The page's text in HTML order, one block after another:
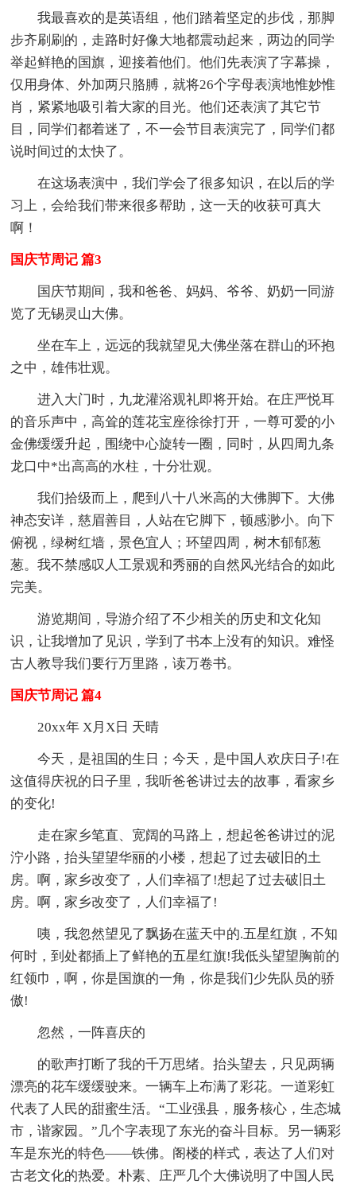
我最喜欢的是英语组，他们踏着坚定的步伐，那脚
步齐刷刷的，走路时好像大地都震动起来，两边的同学
举起鲜艳的国旗，迎接着他们。他们先表演了字幕操，
仅用身体、外加两只胳膊，就将26个字母表演地惟妙惟
肖，紧紧地吸引着大家的目光。他们还表演了其它节
目，同学们都着迷了，不一会节目表演完了，同学们都
说时间过的太快了。
在这场表演中，我们学会了很多知识，在以后的学
习上，会给我们带来很多帮助，这一天的收获可真大
啊！
国庆节周记 篇3
国庆节期间，我和爸爸、妈妈、爷爷、奶奶一同游
览了无锡灵山大佛。
坐在车上，远远的我就望见大佛坐落在群山的环抱
之中，雄伟壮观。
进入大门时，九龙灌浴观礼即将开始。在庄严悦耳
的音乐声中，高耸的莲花宝座徐徐打开，一尊可爱的小
金佛缓缓升起，围绕中心旋转一圈，同时，从四周九条
龙口中*出高高的水柱，十分壮观。
我们拾级而上，爬到八十八米高的大佛脚下。大佛
神态安详，慈眉善目，人站在它脚下，顿感渺小。向下
俯视，绿树红墙，景色宜人；环望四周，树木郁郁葱
葱。我不禁感叹人工景观和秀丽的自然风光结合的如此
完美。
游览期间，导游介绍了不少相关的历史和文化知
识，让我增加了见识，学到了书本上没有的知识。难怪
古人教导我们要行万里路，读万卷书。
国庆节周记 篇4
20xx年 X月X日 天晴
今天，是祖国的生日；今天，是中国人欢庆日子!在
这值得庆祝的日子里，我听爸爸讲过去的故事，看家乡
的变化!
走在家乡笔直、宽阔的马路上，想起爸爸讲过的泥
泞小路，抬头望望华丽的小楼，想起了过去破旧的土
房。啊，家乡改变了，人们幸福了!想起了过去破旧土
房。啊，家乡改变了，人们幸福了!
咦，我忽然望见了飘扬在蓝天中的.五星红旗，不知
何时，到处都插上了鲜艳的五星红旗!我低头望望胸前的
红领巾，啊，你是国旗的一角，你是我们少先队员的骄
傲!
忽然，一阵喜庆的
的歌声打断了我的千万思绪。抬头望去，只见两辆
漂亮的花车缓缓驶来。一辆车上布满了彩花。一道彩虹
代表了人民的甜蜜生活。“工业强县，服务核心，生态城
市，谐家园。”几个字表现了东光的奋斗目标。另一辆彩
车是东光的特色——铁佛。阁楼的样式，表达了人们对
古老文化的热爱。朴素、庄严几个大佛说明了中国人民